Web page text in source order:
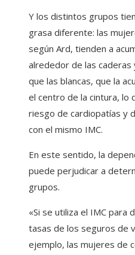
Y los distintos grupos
grasa diferente: las
según Ard, tienden a
alrededor de las caderas
que las blancas, que la
el centro de la cintura, lo
riesgo de cardiopatías y
con el mismo IMC.
En este sentido, la
puede perjudicar a
grupos.
«Si se utiliza el IMC para
tasas de los seguros de
ejemplo, las mujeres de